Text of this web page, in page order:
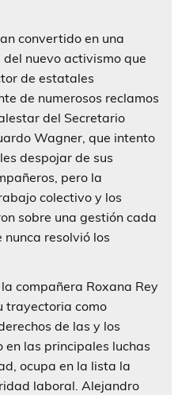
convertido en una
nuevo activismo que
de estatales
de numerosos reclamos
del Secretario
Wagner, que intento
despojar de sus
pero la
colectivo y los
sobre una gestión cada
resolvió los
compañera Roxana Rey
trayectoria como
de las y los
las principales luchas
ocupa en la lista la
laboral. Alejandro